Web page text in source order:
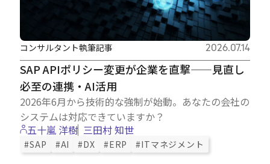
EN
JP
サイト内検索
SAP APIポリシー変更が企業を直撃——見直し
必至の連携・AI活用
2026年6月から技術的な強制が始動。あなたの会社の
システムは対応できていますか？
コンサルタント執筆記事 2026.07.14
五十嵐 洋樹 三田村 知世
#SAP #AI #DX #ERP #ITマネジメント